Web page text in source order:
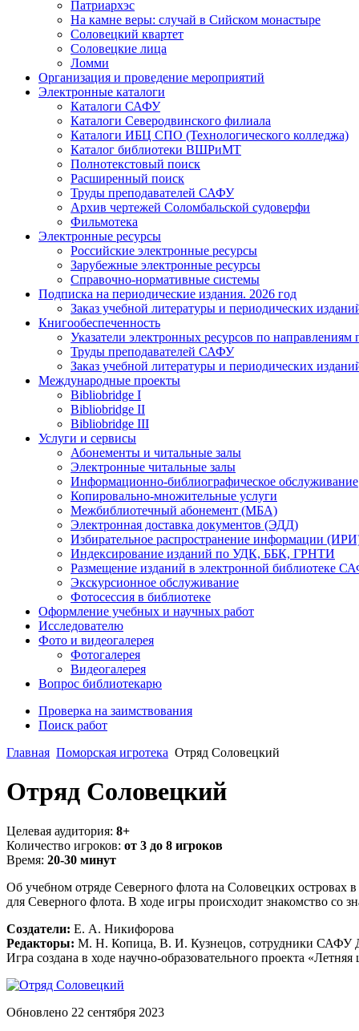
Патриархэс
На камне веры: случай в Сийском монастыре
Соловецкий квартет
Соловецкие лица
Ломми
Организация и проведение мероприятий
Электронные каталоги
Каталоги САФУ
Каталоги Северодвинского филиала
Каталоги ИБЦ СПО (Технологического колледжа)
Каталог библиотеки ВШРиМТ
Полнотекстовый поиск
Расширенный поиск
Труды преподавателей САФУ
Архив чертежей Соломбальской судоверфи
Фильмотека
Электронные ресурсы
Российские электронные ресурсы
Зарубежные электронные ресурсы
Справочно-нормативные системы
Подписка на периодические издания. 2026 год
Заказ учебной литературы и периодических
Книгообеспеченность
Указатели электронных ресурсов по направлениям
Труды преподавателей САФУ
Заказ учебной литературы и периодических
Международные проекты
Bibliobridge I
Bibliobridge II
Bibliobridge III
Услуги и сервисы
Абонементы и читальные залы
Электронные читальные залы
Информационно-библиографическое обслуживание
Копировально-множительные услуги
Межбиблиотечный абонемент (МБА)
Электронная доставка документов (ЭДД)
Избирательное распространение информации
Индексирование изданий по УДК, ББК, ГРНТИ
Размещение изданий в электронной библиотеке
Экскурсионное обслуживание
Фотосессия в библиотеке
Оформление учебных и научных работ
Исследователю
Фото и видеогалерея
Фотогалерея
Видеогалерея
Вопрос библиотекарю
Проверка на заимствования
Поиск работ
Главная Поморская игротека Отряд Соловецкий
Отряд Соловецкий
Целевая аудитория: 8+
Количество игроков: от 3 до 8 игроков
Время: 20-30 минут
Об учебном отряде Северного флота на Соловецких островах
для Северного флота. В ходе игры происходит знакомство со
Создатели: Е. А. Никифорова
Редакторы: М. Н. Копица, В. И. Кузнецов, сотрудники САФУ
Игра создана в ходе научно-образовательного проекта
Обновлено 22 сентября 2023